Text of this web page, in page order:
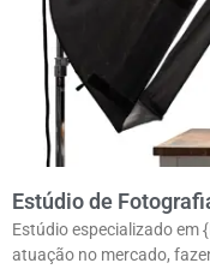
Estúdio de
Estúdio especializado em
atuação no mercado,